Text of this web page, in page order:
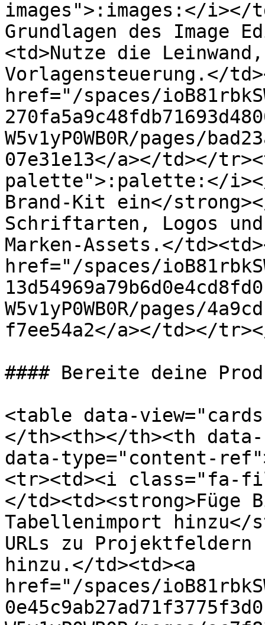
images">:images:</i></
Grundlagen des Image
<td>Nutze die Leinwand,
Vorlagensteuerung.</
href="/spaces/
W5v1yP0WB0R/pages/
07e31e13</a></td></
palette">:palette:</
Brand-Kit ein</
Schriftarten, Logos und
Marken-Assets.</
href="/spaces/
W5v1yP0WB0R/pages/
f7ee54a2</a></td></
#### Bereite deine
<table data-
</th><th></th><th
data-type="content-
<tr><td><i class="fa-
</td><td><strong>Füge
Tabellenimport hinzu</
URLs zu Projektfeldern
hinzu.</td><td><a
href="/spaces/